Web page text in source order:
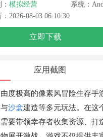
模拟经营
系统：
：2026-08-03 06:10:30
立即下载
应用截图
度极高的像素风冒险生存手
沙盒建造等多元玩法。在这
要带领幸存者收集资源、打